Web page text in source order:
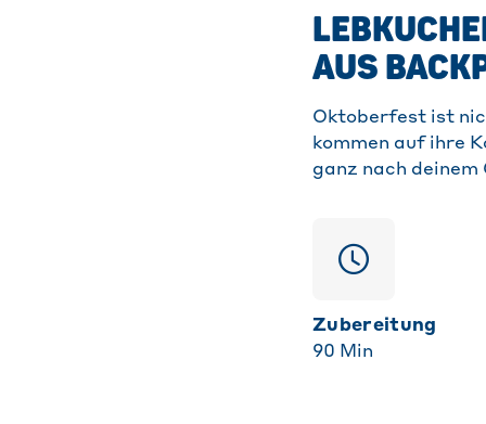
AUS
Oktoberfest ist
kommen auf ihre
ganz nach
Zubereitung
90 Min